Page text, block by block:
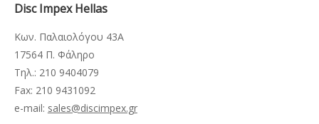
Disc Impex Hellas
Κων. Παλαιολόγου 43Α
17564 Π. Φάληρο
Τηλ.: 210 9404079
Fax: 210 9431092
e-mail: sales@discimpex.gr